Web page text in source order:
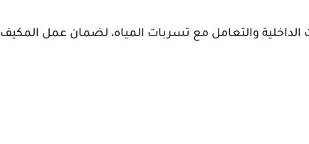
الداخلية والتعامل مع تسربات المياه، لضمان عمل المكيف